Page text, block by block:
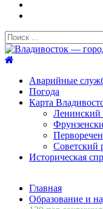
Поиск:
Аварийные
Погода
Карта
Ленинский
Советский
Историческая
Сломалась
Главная
Образование и